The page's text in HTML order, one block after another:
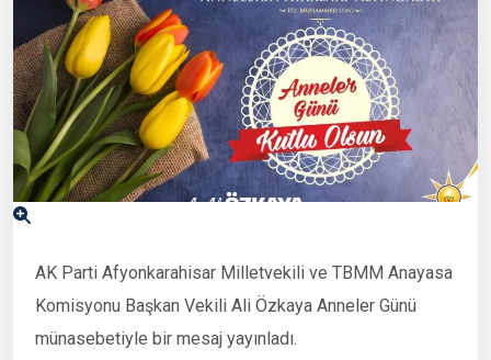
AK Parti Afyonkarahisar Milletvekili ve TBMM Anayasa
Komisyonu Başkan Vekili Ali Özkaya Anneler Günü
münasebetiyle bir mesaj yayınladı.